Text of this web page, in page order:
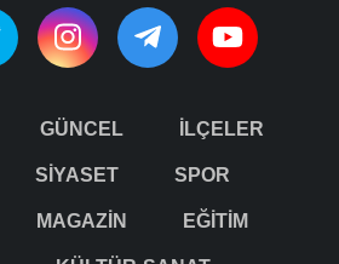
GÜNCEL İLÇELER
SİYASET SPOR
MAGAZİN EĞİTİM